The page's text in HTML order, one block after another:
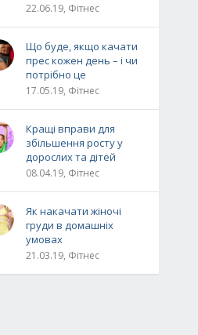
22.06.19, Фітнес
Що буде, якщо качати
прес кожен день – і чи
потрібно це
17.05.19, Фітнес
Кращі вправи для
збільшення росту у
дорослих та дітей
08.04.19, Фітнес
Як накачати жіночі
груди в домашніх
умовах
21.03.19, Фітнес